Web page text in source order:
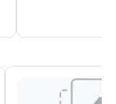
incontournable pour